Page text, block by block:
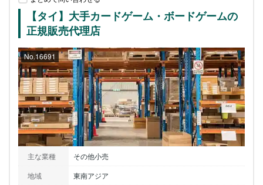
【タイ】大手カードゲーム・ボードゲームの
正規販売代理店
No.16691
主な業種
その他小売
地域
東南アジア